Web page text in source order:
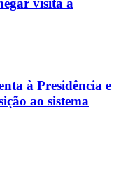
visita a
à Presidência e
ao sistema